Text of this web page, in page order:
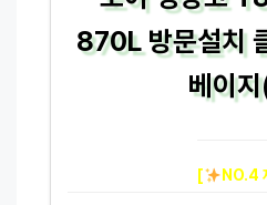
870L 방문설치
베이
[ NO.4